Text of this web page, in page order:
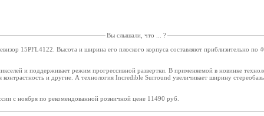
Вы слышали, что ... ?
15PFL4122. Высота и ширина его плоского корпуса составляют приблизительно по
и поддерживает режим прогрессивной развертки. В применяемой в новинке
и другие. А технология Incredible Surround увеличивает ширину
с ноября по рекомендованной розничной цене 11490 руб.